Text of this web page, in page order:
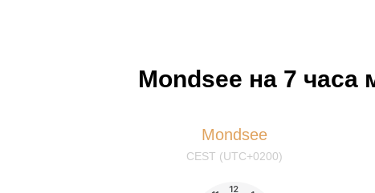
Mondsee на 7
Mondsee
CEST (UTC+0200)